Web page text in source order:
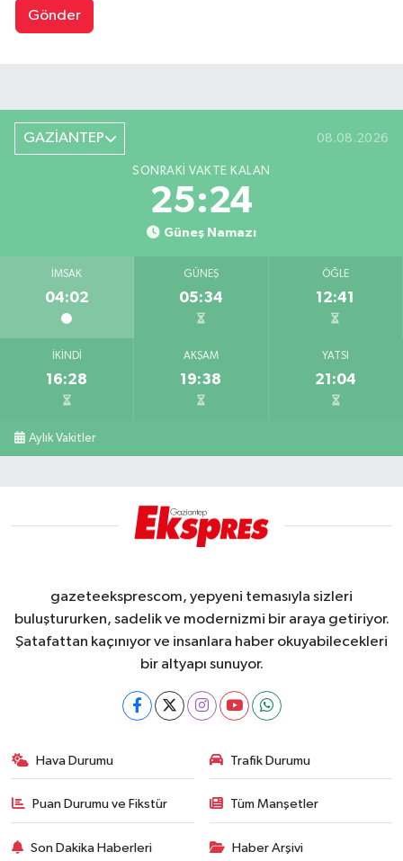
Gönder
GAZİANTEP 08.08.2026
SONRAKI VAKTE KALAN
25:24
Güneş Namazı
İMSAK
04:02
GÜNEŞ
05:34
ÖĞLE
12:41
İKINDI
16:28
AKŞAM
19:38
YATSI
21:04
Aylık Vakitler
gazeteeksprescom, yepyeni temasıyla sizleri
buluştururken, sadelik ve modernizmi bir araya getiriyor.
Şatafattan kaçınıyor ve insanlara haber okuyabilecekleri
bir altyapı sunuyor.
Hava Durumu Trafik Durumu
Puan Durumu ve Fikstür Tüm Manşetler
Son Dakika Haberleri Haber Arşivi